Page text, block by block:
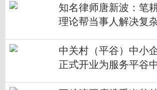
知名律师唐新波：笔
理论帮当事人解决复
中关村（平谷）中小
正式开业为服务平谷